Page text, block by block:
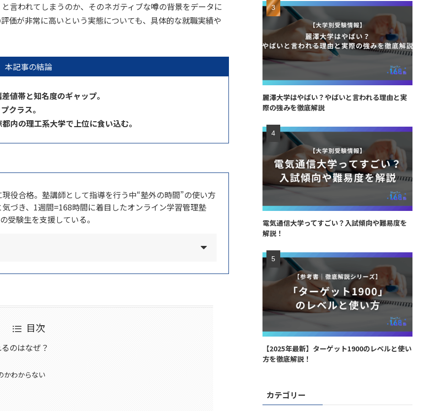
言われてしまうのか、そのネガティブな噂の背景をデータに
価が非常に高いという実態についても、具体的な就職実績や
本記事の結論
値帯と知名度のギャップ。
クラス。
内の理工系大学で上位に食い込む。
役合格。塾講師として指導を行う中“塾外の時間”の使い方
づき、1週間=168時間に着目したオンライン学習管理塾
受験生を支援している。
目次
のはなぜ？
かわからない
麗澤大学はやばい？やばいと言われる理由と実
際の強みを徹底解説
電気通信大学ってすごい？入試傾向や難易度を
解説！
【2025年最新】ターゲット1900のレベルと使い
方を徹底解説！
カテゴリー